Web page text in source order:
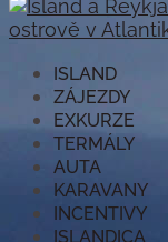
ISLAND
ZÁJEZDY
EXKURZE
TERMÁLY
AUTA
KARAVANY
INCENTIVY
ISLANDICA